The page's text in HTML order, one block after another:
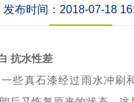
发布时间：2018-07-18
抗水性差
真石漆经过雨水冲刷